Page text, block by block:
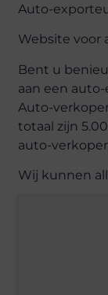
Auto-
Website voor
Bent u
aan een
Auto-
totaal zijn
auto-
Wij kunnen